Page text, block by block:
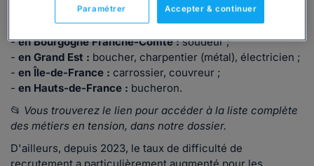
électricien, interprète ;
en Auvergne-Rhône-Alpes :boucher, soudeur ;
-en Bourgogne Franche-Comté :soudeur ;
- en Grand Est : boucher, charpentier (métal), électricien ;
- en Île-de-France : carrossier, couvreur ;
- en Hauts-de-France : bucheron.
📂 Vous trouverez le lien pour accéder à la liste complète
des métiers en tension, dans notre dossier.
D'ailleurs, depuis 2023, le taux de difficulté de
Accepter & continuer
Paramétrer